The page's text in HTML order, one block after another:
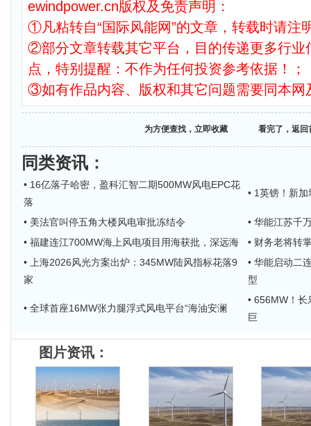
ewindpower.cn版权及免责声明：
①凡粘转自“国际风能网”的文章，转载时请注
②部分文章转载其它平台，目的传递更多行业
点，特别提醒：不作为任何投资参考依据！；
③如有作品内容、版权和其它问题需要同本网
为方便查找，立即收藏 看完了，返回
同类资讯 ：
• 16亿落子哈密，盈科汇智二期500MW风电EPC花
落
• 1英镑！新
• 美法官叫停五角大楼风电审批冻结令
• 华能江苏千
• 福建连江700MW海上风电项目用海获批，深远海
• 财务老将转
• 上海2026风光方案出炉：345MW陆风指标花落9
家
• 华能启动二
型
• 全球首座16MW张力腿浮式风电平台“海油安澜
• 656MW！
巨
图片资讯：